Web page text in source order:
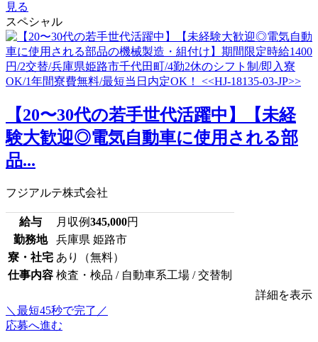
見る
スペシャル
【20〜30代の若手世代活躍中】【未経
験大歓迎◎電気自動車に使用される部
品...
フジアルテ株式会社
給与 月収例345,000円
勤務地
兵庫県 姫路市
寮・社宅 あり（無料）
仕事内容 検査・検品 / 自動車系工場 / 交替制
詳細を表示
＼最短45秒で完了／
応募へ進む